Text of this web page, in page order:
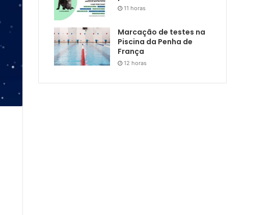
11 horas
Marcação de testes na
Piscina da Penha de
França
12 horas